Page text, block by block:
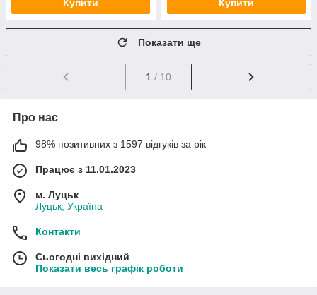
Купити Купити
Показати ще
1 / 10
Про нас
98% позитивних з 1597 відгуків за рік
Працює з 11.01.2023
м. Луцьк
Луцьк, Україна
Контакти
Сьогодні вихідний
Показати весь графік роботи